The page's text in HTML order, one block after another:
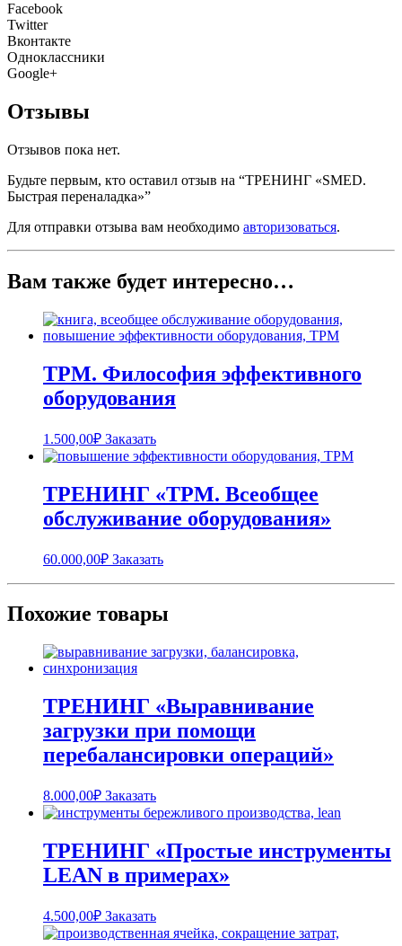
Facebook
Twitter
Вконтакте
Одноклассники
Google+
Отзывы
Отзывов пока нет.
Будьте первым, кто оставил отзыв на “ТРЕНИНГ «SMED.
Быстрая переналадка»”
Для отправки отзыва вам необходимо авторизоваться.
Вам также будет интересно…
TPM. Философия эффективного
оборудования
1.500,00₽ Заказать
ТРЕНИНГ «TPM. Всеобщее
обслуживание оборудования»
60.000,00₽ Заказать
Похожие товары
ТРЕНИНГ «Выравнивание
загрузки при помощи
перебалансировки операций»
8.000,00₽ Заказать
ТРЕНИНГ «Простые инструменты
LEAN в примерах»
4.500,00₽ Заказать